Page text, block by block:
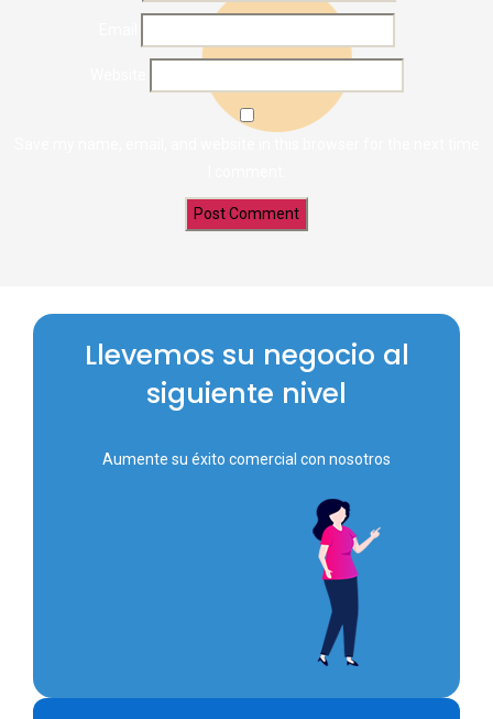
Llevemos su negocio al
siguiente nivel
Aumente su éxito comercial con nosotros